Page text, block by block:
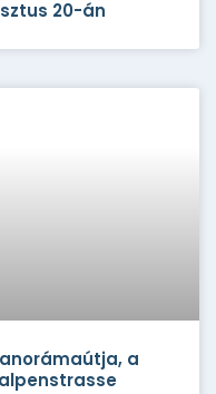
20-án
a